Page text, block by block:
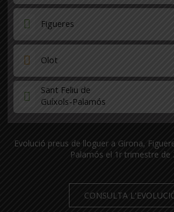
Figueres
Olot
Sant Feliu de
Guíxols-Palamós
Evolució preus de lloguer a Girona,
Palamós el 1r trimestre de
CONSULTA